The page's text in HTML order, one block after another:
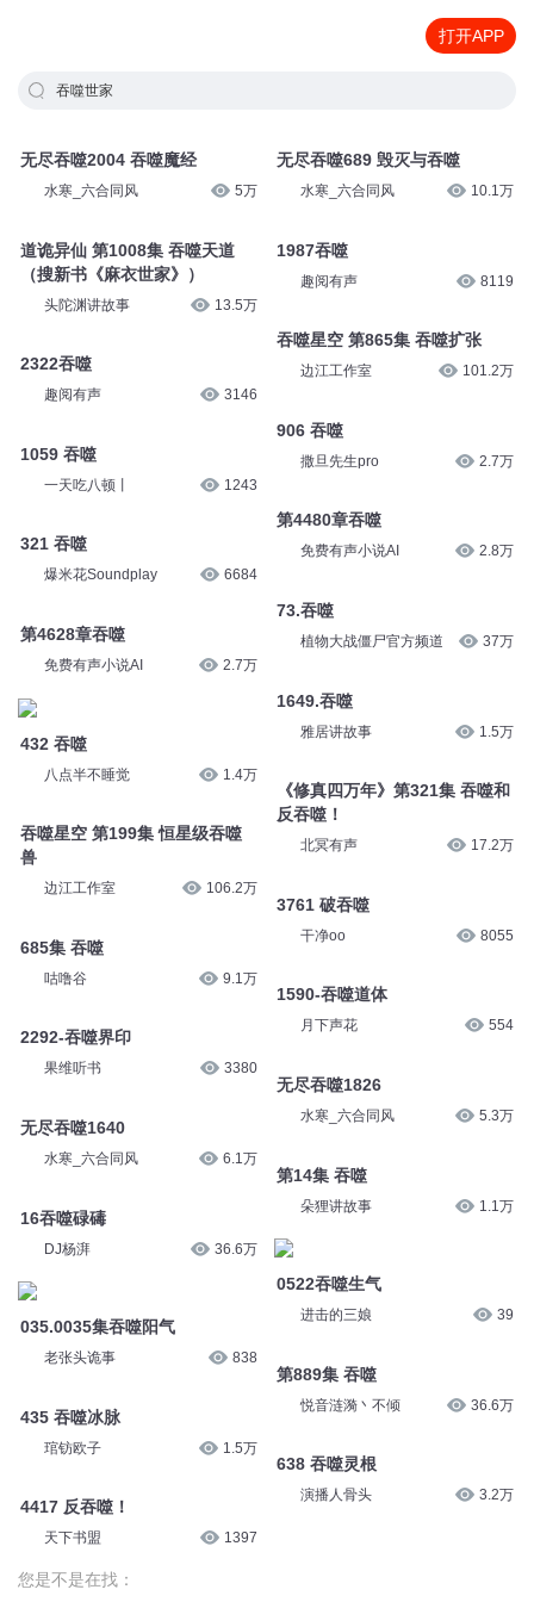
打开APP
吞噬世家
无尽吞噬2004 吞噬魔经
水寒_六合同风 5万
道诡异仙 第1008集 吞噬天道
（搜新书《麻衣世家》）
头陀渊讲故事 13.5万
2322吞噬
趣阅有声 3146
1059 吞噬
一天吃八顿丨 1243
321 吞噬
爆米花Soundplay 6684
第4628章吞噬
免费有声小说AI 2.7万
432 吞噬
八点半不睡觉 1.4万
吞噬星空 第199集 恒星级吞噬
兽
边江工作室 106.2万
685集 吞噬
咕噜谷 9.1万
2292-吞噬界印
果维听书 3380
无尽吞噬1640
水寒_六合同风 6.1万
16吞噬碌碡
DJ杨湃 36.6万
035.0035集吞噬阳气
老张头诡事 838
435 吞噬冰脉
琯钫欧子 1.5万
4417 反吞噬！
天下书盟 1397
无尽吞噬689 毁灭与吞噬
水寒_六合同风 10.1万
1987吞噬
趣阅有声 8119
吞噬星空 第865集 吞噬扩张
边江工作室 101.2万
906 吞噬
撒旦先生pro 2.7万
第4480章吞噬
免费有声小说AI 2.8万
73.吞噬
植物大战僵尸官方频道 37万
1649.吞噬
雅居讲故事 1.5万
《修真四万年》第321集 吞噬和
反吞噬！
北冥有声 17.2万
3761 破吞噬
干净oo 8055
1590-吞噬道体
月下声花 554
无尽吞噬1826
水寒_六合同风 5.3万
第14集 吞噬
朵狸讲故事 1.1万
0522吞噬生气
进击的三娘 39
第889集 吞噬
悦音涟漪丶不倾 36.6万
638 吞噬灵根
演播人骨头 3.2万
您是不是在找：